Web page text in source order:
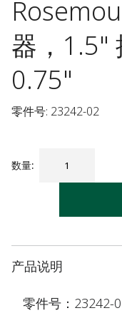
器，1.5"
0.75"
零件号: 23242-02
数量:
产品说明
零件号：23242-